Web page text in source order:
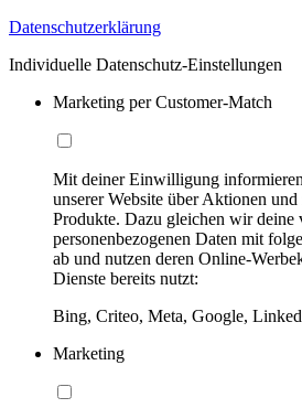
Datenschutzerklärung
Individuelle Datenschutz-Einstellungen
Marketing per Customer-Match
Mit deiner Einwilligung
unserer Website über Aktionen
Produkte. Dazu gleichen wir deine
personenbezogenen Daten mit
ab und nutzen deren Online-
Dienste bereits nutzt:
Bing, Criteo, Meta, Google,
Marketing